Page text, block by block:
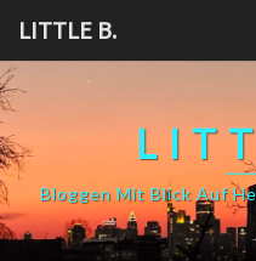
content
LITTLE B.
Bloggen Mit Blick Auf